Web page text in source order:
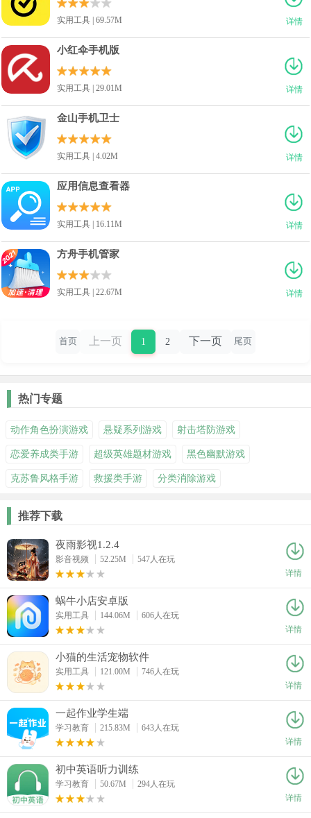
详情
实用工具 | 69.57M
详情
小红伞手机版
实用工具 | 29.01M
详情
金山手机卫士
实用工具 | 4.02M
详情
应用信息查看器
实用工具 | 16.11M
详情
方舟手机管家
实用工具 | 22.67M
首页 上一页 1 2 下一页 尾页
热门专题
动作角色扮演游戏 悬疑系列游戏 射击塔防游戏
恋爱养成类手游 超级英雄题材游戏 黑色幽默游戏
克苏鲁风格手游 救援类手游 分类消除游戏
推荐下载
夜雨影视1.2.4
影音视频 52.25M
547人在玩
详情
蜗牛小店安卓版
实用工具 144.06M
606人在玩
详情
小猫的生活宠物软件
实用工具 121.00M
746人在玩
详情
一起作业学生端
学习教育 215.83M
643人在玩
详情
初中英语听力训练
学习教育 50.67M
294人在玩
详情